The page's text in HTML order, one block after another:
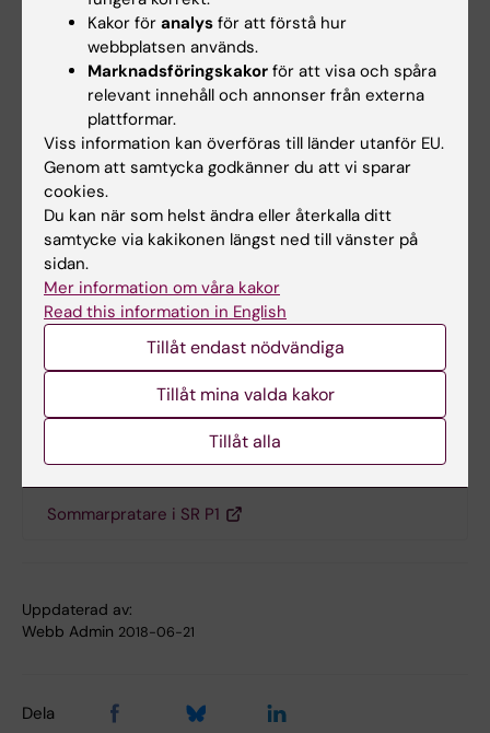
Vad betyder KI för dig?
– KI är min akademiska familj. Där har jag
hängt under många år och blir väldigt
nostalgisk när jag som nu senast var där för
att spela in olika experiment till SVT:s
Nobelstudion. Sen har jag numera en annan
rolig koppling till KI. Jag lärde känna nuvarande
rektorn Ole Petter Ottersenför 20 år sedan.
Min fascination över hjärnan och
medvetandet gjorde att jag hängde på hans
laboratorium på universitetet i Oslo, där min
bästa vän forskade då. Ole Petter är verkligen
rätt person att leda KI framåt.
Sommarpratare i SR P1
Uppdaterad av:
Webb Admin 2018-06-21
Dela
Kakor för analys för att förstå hur
webbplatsen används.
Marknadsföringskakor för att visa och spåra
relevant innehåll och annonser från externa
plattformar.
Viss information kan överföras till länder utanför EU.
Genom att samtycka godkänner du att vi sparar
cookies.
Du kan när som helst ändra eller återkalla ditt
samtycke via kakikonen längst ned till vänster på
sidan.
Mer information om våra kakor
Read this information in English
Tillåt endast nödvändiga
Tillåt mina valda kakor
Tillåt alla